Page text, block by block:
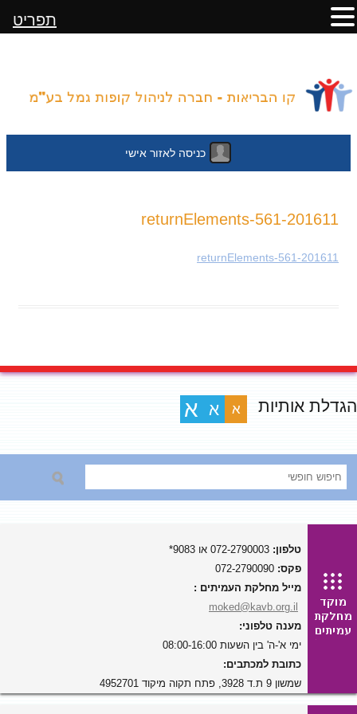
כניסה לאזור אישי
לתוכן
201611-returnElements-561
201611-returnElements-561
הגדלת אותיות א א א
טלפון:
פקס:
מייל מחלקת העמיתים :
moked@kavb.org.il
מענה טלפוני:
ימי א'-ה' בין השעות 08:00-16:00
כתובת למכתבים:
שמשון 9 ת.ד 3928, פתח תקוה מיקוד 4952701
תפריט